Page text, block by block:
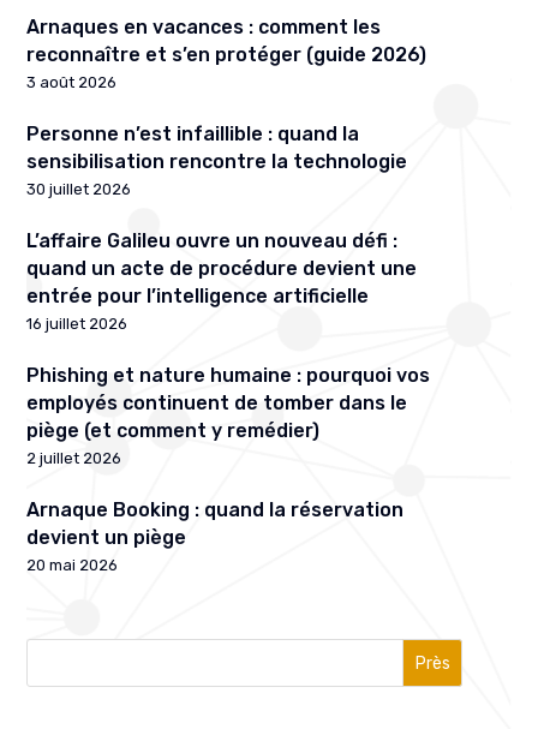
Arnaques en vacances : comment les
reconnaître et s’en protéger (guide 2026)
3 août 2026
Personne n’est infaillible : quand la
sensibilisation rencontre la technologie
30 juillet 2026
L’affaire Galileu ouvre un nouveau défi :
quand un acte de procédure devient une
entrée pour l’intelligence artificielle
16 juillet 2026
Phishing et nature humaine : pourquoi vos
employés continuent de tomber dans le
piège (et comment y remédier)
2 juillet 2026
Arnaque Booking : quand la réservation
devient un piège
20 mai 2026
Près